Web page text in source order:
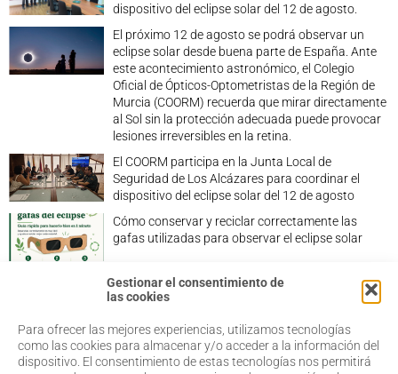
Gestionar el consentimiento de
las cookies
Para ofrecer las mejores experiencias, utilizamos tecnologías
como las cookies para almacenar y/o acceder a la información del
dispositivo. El consentimiento de estas tecnologías nos permitirá
dispositivo del eclipse solar del 12 de agosto.
El próximo 12 de agosto se podrá observar un
eclipse solar desde buena parte de España. Ante
este acontecimiento astronómico, el Colegio
Oficial de Ópticos-Optometristas de la Región de
Murcia (COORM) recuerda que mirar directamente
al Sol sin la protección adecuada puede provocar
lesiones irreversibles en la retina.
El COORM participa en la Junta Local de
Seguridad de Los Alcázares para coordinar el
dispositivo del eclipse solar del 12 de agosto
Cómo conservar y reciclar correctamente las
gafas utilizadas para observar el eclipse solar
968 20 87 67
admin@coorm.org
Salud Visual
Profesionales
Quiénes somos